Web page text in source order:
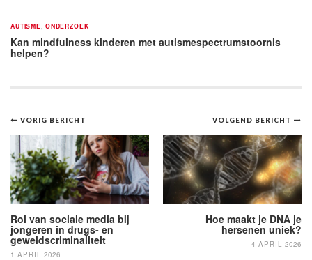
AUTISME ONDERZOEK
Kan mindfulness kinderen met autismespectrumstoornis
helpen?
Bericht
navigatie
VOLGEND BERICHT
Hoe maakt je DNA je
hersenen uniek?
4 APRIL 2026
VORIG BERICHT
Rol van sociale media bij
jongeren in drugs- en
geweldscriminaliteit
1 APRIL 2026